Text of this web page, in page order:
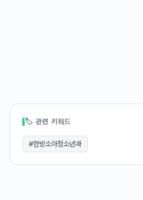
🏷 관련 키워드
#한방소아청소년과